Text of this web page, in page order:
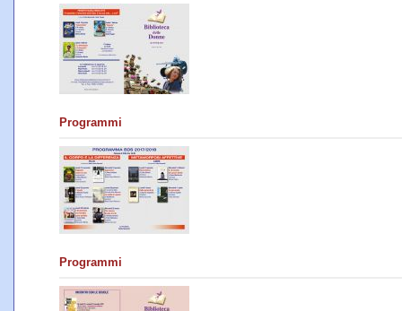
Programmi
Programmi